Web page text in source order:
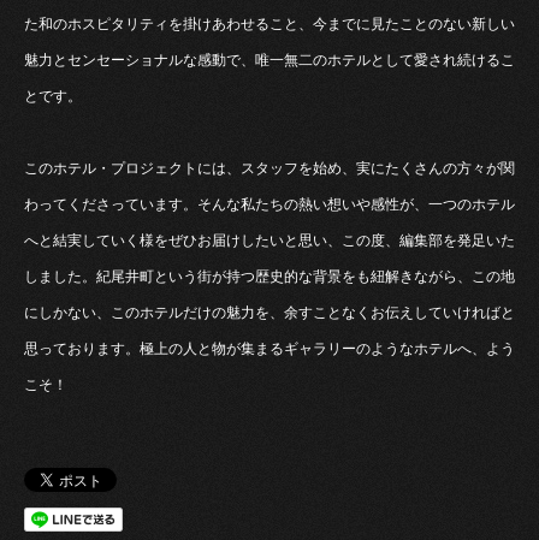
た和のホスピタリティを掛けあわせること、今までに見たことのない新しい
魅力とセンセーショナルな感動で、唯一無二のホテルとして愛され続けるこ
とです。
このホテル・プロジェクトには、スタッフを始め、実にたくさんの方々が関
わってくださっています。そんな私たちの熱い想いや感性が、一つのホテル
へと結実していく様をぜひお届けしたいと思い、この度、編集部を発足いた
しました。紀尾井町という街が持つ歴史的な背景をも紐解きながら、この地
にしかない、このホテルだけの魅力を、余すことなくお伝えしていければと
思っております。極上の人と物が集まるギャラリーのようなホテルへ、よう
こそ！